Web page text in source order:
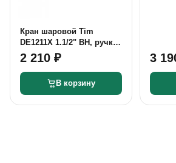
Кран шаровой Tim
DE1211X 1.1/2" ВН, ручка-
флажок,
никелированный
2 210 ₽
В корзину
3